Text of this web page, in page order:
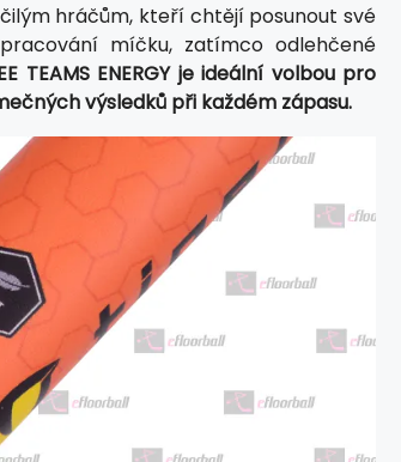
hráčům, kteří chtějí posunout své
míčku, zatímco odlehčené
TEAMS ENERGY je ideální volbou pro
výsledků při každém zápasu.